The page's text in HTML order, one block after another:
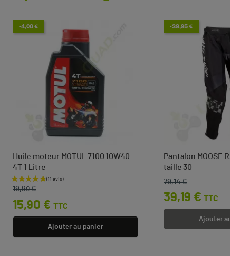
-4,00 €
Huile moteur MOTUL 7100 10W40
4T 1 Litre
Prix de base
19,90 €
Prix
15,90 € TTC
Ajouter au panier
-39,95 €
Pantalon MOOSE
taille 30
Prix de base
79,14 €
Prix
39,19 € TTC
Ajouter